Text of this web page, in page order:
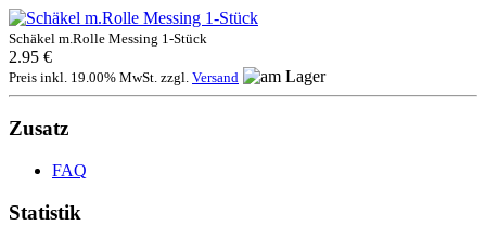
Schäkel m.Rolle Messing 1-Stück
2.95 €
Preis inkl. 19.00% MwSt. zzgl. Versand
Zusatz
FAQ
Statistik